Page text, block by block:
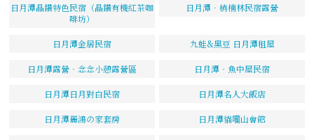
日月潭晶鑽特色民宿（晶鑽有機紅茶咖
啡坊）
日月潭．梢楠林民宿露營
日月潭金居民宿 九蛙&黑豆 日月潭租屋
日月潭露營‧念念小憩露營區 日月潭‧魚中屋民宿
日月潭日月對白民宿 日月潭名人大飯店
日月潭麗鴻の家套房 日月潭貓囒山會館